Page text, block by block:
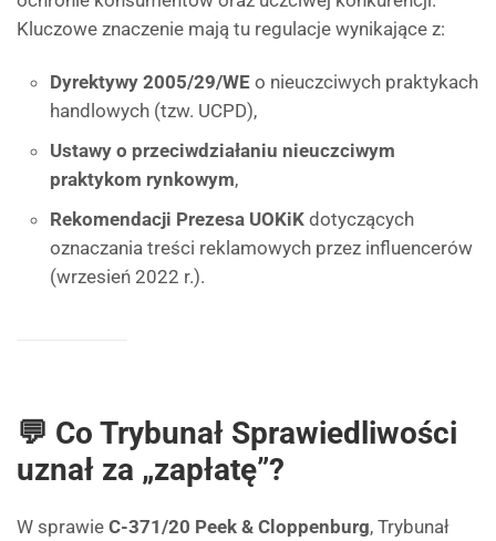
Kluczowe znaczenie mają tu regulacje wynikające z:
Dyrektywy 2005/29/WE o nieuczciwych praktykach
handlowych (tzw. UCPD),
Ustawy o przeciwdziałaniu nieuczciwym
praktykom rynkowym,
Rekomendacji Prezesa UOKiK dotyczących
oznaczania treści reklamowych przez influencerów
(wrzesień 2022 r.).
💬 Co Trybunał Sprawiedliwości
uznał za „zapłatę”?
W sprawie C-371/20 Peek & Cloppenburg, Trybunał